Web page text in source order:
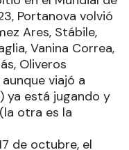
Portanova volvió
Ares, Stábile,
Vanina Correa,
Oliveros
viajó a
ya está jugando y
otra es la
de octubre, el